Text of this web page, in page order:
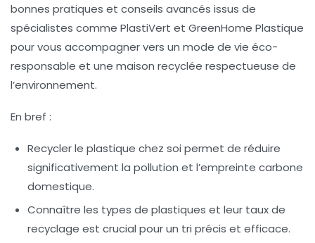
bonnes pratiques et conseils avancés issus de
spécialistes comme PlastiVert et GreenHome Plastique
pour vous accompagner vers un mode de vie éco-
responsable et une maison recyclée respectueuse de
l’environnement.
En bref :
Recycler le plastique chez soi permet de réduire
significativement la pollution et l’empreinte carbone
domestique.
Connaître les types de plastiques et leur taux de
recyclage est crucial pour un tri précis et efficace.